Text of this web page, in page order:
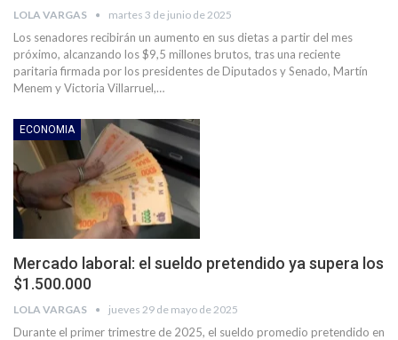
LOLA VARGAS martes 3 de junio de 2025
Los senadores recibirán un aumento en sus dietas a partir del mes
próximo, alcanzando los $9,5 millones brutos, tras una reciente
paritaria firmada por los presidentes de Diputados y Senado, Martín
Menem y Victoria Villarruel,…
ECONOMIA
Mercado laboral: el sueldo pretendido ya supera los
$1.500.000
LOLA VARGAS jueves 29 de mayo de 2025
Durante el primer trimestre de 2025, el sueldo promedio pretendido en